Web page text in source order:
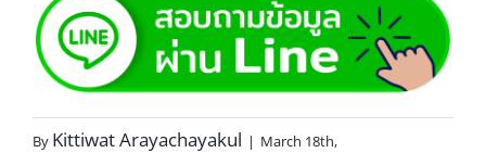
By Kittiwat Arayachayakul | March 18th,